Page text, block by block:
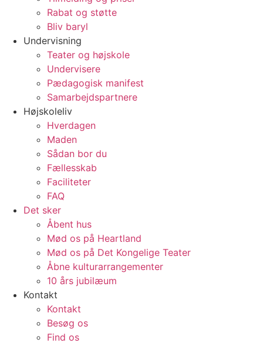
Rabat og støtte
Bliv baryl
Undervisning
Teater og højskole
Undervisere
Pædagogisk manifest
Samarbejdspartnere
Højskoleliv
Hverdagen
Maden
Sådan bor du
Fællesskab
Faciliteter
FAQ
Det sker
Åbent hus
Mød os på Heartland
Mød os på Det Kongelige Teater
Åbne kulturarrangementer
10 års jubilæum
Kontakt
Kontakt
Besøg os
Find os